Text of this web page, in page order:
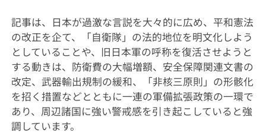
記事は、日本が過激な言説を大々的に広め、平和憲法
の改正を企て、「自衛隊」の法的地位を明文化しよう
としていることや、旧日本軍の呼称を復活させようと
する動きは、防衛費の大幅増額、安全保障関連文書の
改定、武器輸出規制の緩和、「非核三原則」の形骸化
を招く措置などとともに一連の軍備拡張政策の一環で
あり、周辺諸国に強い警戒感を引き起こしていると強
調しています。